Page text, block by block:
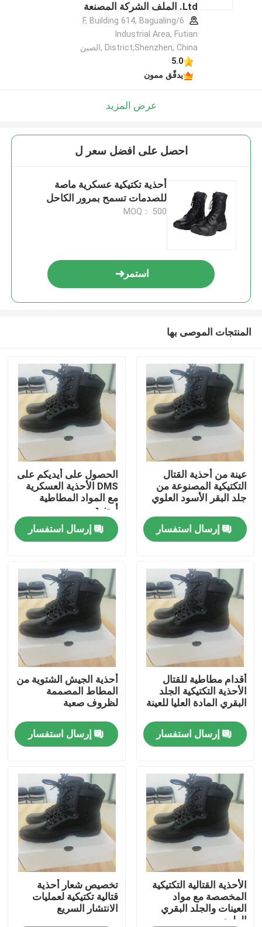
المنزل
المنتجات
فيديوهات
حولنا
جولة في المصنع
مراقبة الجودة
أخبار
اطلب اقتباس
ملابس عسكرية تكتيكية
سترة عسكرية تكتيكية مضادة للرصاص
Ltd. الملف الشركة المصنعة
6/F, Building 614, Bagualing
Industrial Area, Futian
District,Shenzhen, China ,الصين
5.0
يدقّق ممون
عرض المزيد
احصل على افضل سعر ل
أحذية تكتيكية عسكرية ماصة
للصدمات تسمح بمرور الكاحل
MOQ： 500
استمر
المنتجات الموصى بها
عينة من أحذية القتال
التكتيكية المصنوعة من
جلد البقر الأسود العلوي
إرسال استفسار
الحصول على أيديكم على
DMS الأحذية العسكرية
مع المواد المطاطية
أرضية
إرسال استفسار
أقدام مطاطية للقتال
الأحذية التكتيكية الجلد
البقري المادة العليا للعينة
إرسال استفسار
أحذية الجيش الشتوية من
المطاط المصممة
لظروف صعبة
إرسال استفسار
الأحذية القتالية التكتيكية
المخصصة مع مواد
العينات والجلد البقري
العلوي
تخصيص شعار أحذية
قتالية تكتيكية لعمليات
الانتشار السريع